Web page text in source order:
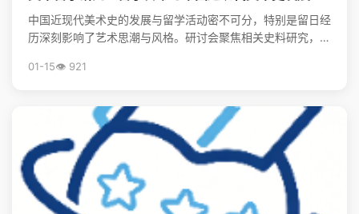
中国近现代美术史的发展与留学活动密不可分，特别是留日经
历深刻影响了艺术思潮与风格。研讨会聚焦相关史料研究，揭
01-15👁️ 921